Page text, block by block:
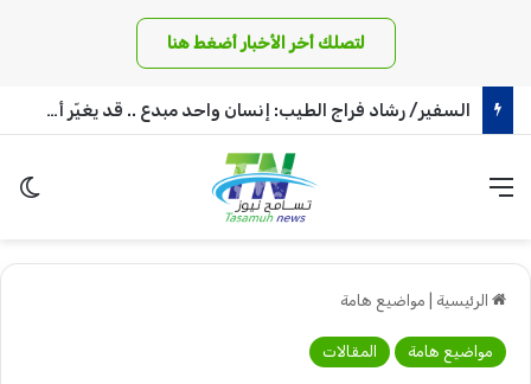
لتصلك أخر الأخبار أضغط هنا
السفير/ رشاد فراج الطيب: إنسان واحد مبدع .. قد يغيّر أمة !
القائمة
الرئيسية مواضيع هامة
مواضيع هامة المقالات